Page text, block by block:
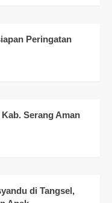
Peringatan
Serang Aman
di Tangsel,